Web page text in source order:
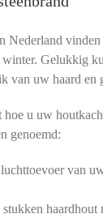
Nederland
winter. Gelukkig
van uw haard en
u uw
genoemd:
van
haardhout